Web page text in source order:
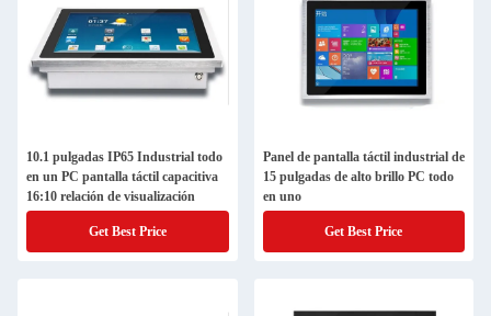
10.1 pulgadas IP65 Industrial todo
en un PC pantalla táctil capacitiva
16:10 relación de visualización
Get Best Price
Panel de pantalla táctil industrial de
15 pulgadas de alto brillo PC todo
en uno
Get Best Price